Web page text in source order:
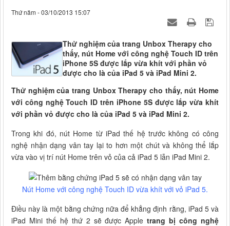
Thứ năm - 03/10/2013 15:07
Thử nghiệm của trang Unbox Therapy cho
thấy, nút Home với công nghệ Touch ID trên
iPhone 5S được lắp vừa khít với phần vỏ
được cho là của iPad 5 và iPad Mini 2.
Thử nghiệm của trang Unbox Therapy cho thấy, nút Home
với công nghệ Touch ID trên iPhone 5S được lắp vừa khít
với phần vỏ được cho là của iPad 5 và iPad Mini 2.
Trong khi đó, nút Home từ iPad thế hệ trước không có công
nghệ nhận dạng vân tay lại to hơn một chút và không thể lắp
vừa vào vị trí nút Home trên vỏ của cả iPad 5 lẫn iPad Mini 2.
Nút Home với công nghệ Touch ID vừa khít với vỏ iPad 5.
Điều này là một bằng chứng nữa để khẳng định rằng, iPad 5 và
iPad Mini thế hệ thứ 2 sẽ được Appletrang bị công nghệ